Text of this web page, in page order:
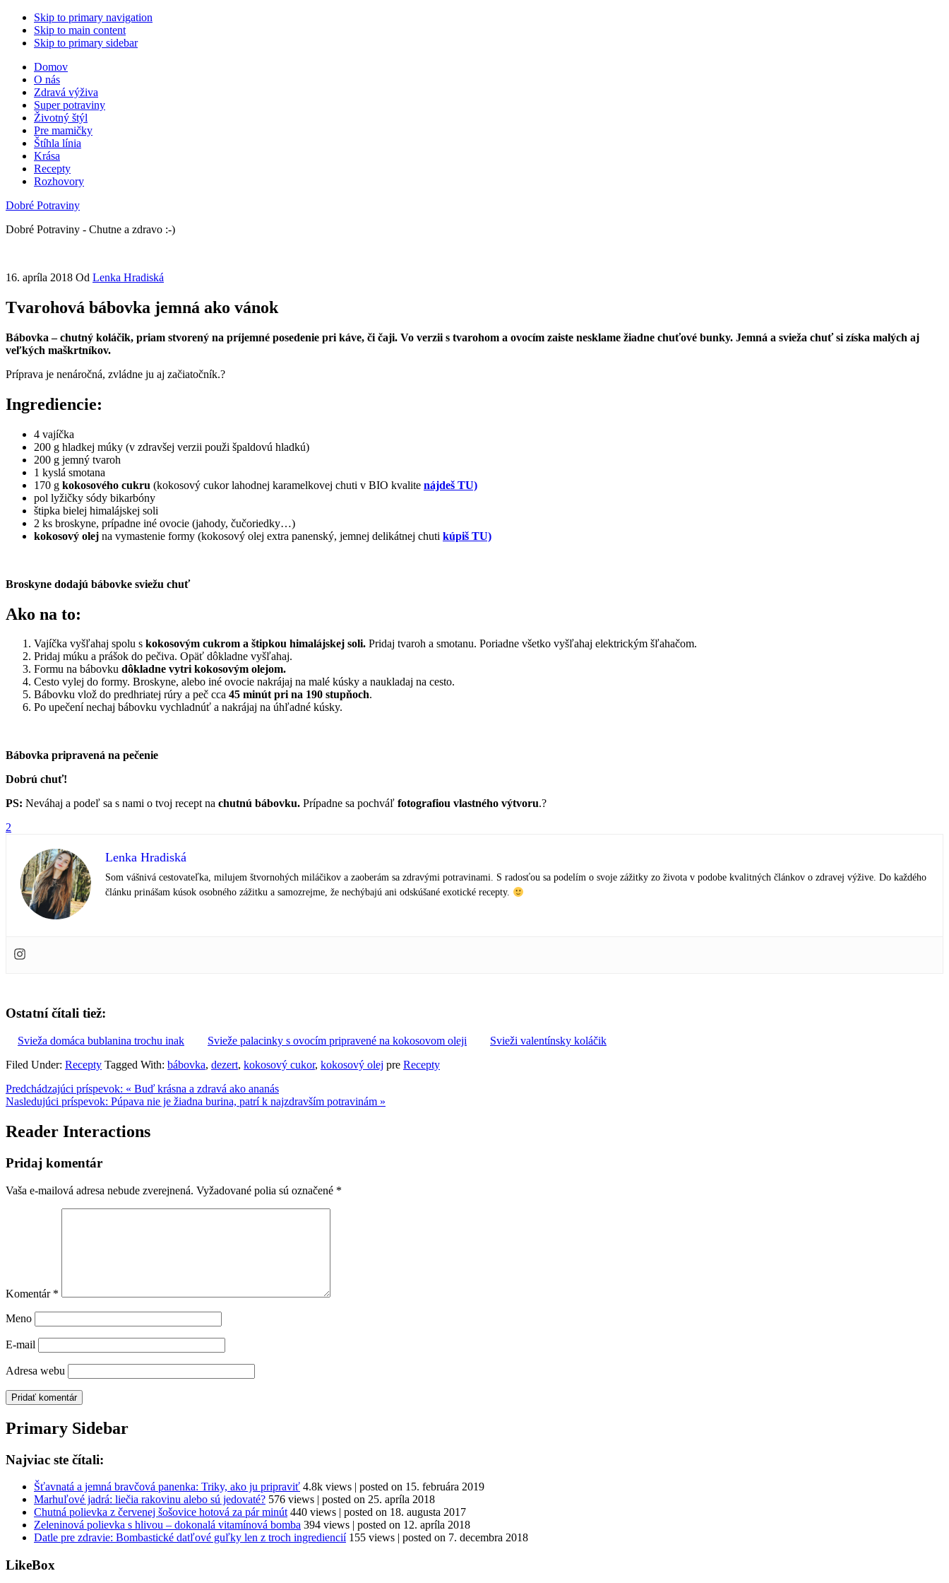
Skip to primary navigation
Skip to main content
Skip to primary sidebar
Domov
O nás
Zdravá výživa
Super potraviny
Životný štýl
Pre mamičky
Štíhla línia
Krása
Recepty
Rozhovory
Dobré Potraviny
Dobré Potraviny - Chutne a zdravo :-)
16. apríla 2018 Od Lenka Hradiská
Tvarohová bábovka jemná ako vánok
Bábovka – chutný koláčik, priam stvorený na príjemné posedenie pri káve, či čaji. Vo verzii s tvarohom a ovocím zaiste nesklame žiadne chuťové bunky. Jemná a svieža chuť si získa malých aj
veľkých maškrtníkov.
Príprava je nenáročná, zvládne ju aj začiatočník.?
Ingrediencie:
4 vajíčka
200 g hladkej múky (v zdravšej verzii použi špaldovú hladkú)
200 g jemný tvaroh
1 kyslá smotana
170 g kokosového cukru (kokosový cukor lahodnej karamelkovej chuti v BIO kvalite nájdeš TU)
pol lyžičky sódy bikarbóny
štipka bielej himalájskej soli
2 ks broskyne, prípadne iné ovocie (jahody, čučoriedky…)
kokosový olej na vymastenie formy (kokosový olej extra panenský, jemnej delikátnej chuti kúpiš TU)
Broskyne dodajú bábovke sviežu chuť
Ako na to:
Vajíčka vyšľahaj spolu s kokosovým cukrom a štipkou himalájskej soli. Pridaj tvaroh a smotanu. Poriadne všetko vyšľahaj elektrickým šľahačom.
Pridaj múku a prášok do pečiva. Opäť dôkladne vyšľahaj.
Formu na bábovku dôkladne vytri kokosovým olejom.
Cesto vylej do formy. Broskyne, alebo iné ovocie nakrájaj na malé kúsky a naukladaj na cesto.
Bábovku vlož do predhriatej rúry a peč cca 45 minút pri na 190 stupňoch.
Po upečení nechaj bábovku vychladnúť a nakrájaj na úhľadné kúsky.
Bábovka pripravená na pečenie
Dobrú chuť!
PS: Neváhaj a podeľ sa s nami o tvoj recept na chutnú bábovku. Prípadne sa pochváľ fotografiou vlastného výtvoru.?
2
Lenka Hradiská
Som vášnivá cestovateľka, milujem štvornohých miláčikov a zaoberám sa zdravými potravinami. S radosťou sa podelím o svoje zážitky zo života v podobe kvalitných článkov o zdravej výžive. Do každého
článku prinášam kúsok osobného zážitku a samozrejme, že nechýbajú ani odskúšané exotické recepty.
Ostatní čítali tiež:
Svieža domáca bublanina trochu inak Svieže palacinky s ovocím pripravené na kokosovom oleji
Svieži valentínsky koláčik
Filed Under: Recepty Tagged With: bábovka, dezert, kokosový cukor, kokosový olej pre Recepty
Predchádzajúci príspevok: « Buď krásna a zdravá ako ananás
Nasledujúci príspevok: Púpava nie je žiadna burina, patrí k najzdravším potravinám »
Reader Interactions
Pridaj komentár
Vaša e-mailová adresa nebude zverejnená. Vyžadované polia sú označené *
Komentár *
Meno
E-mail
Adresa webu
Primary Sidebar
Najviac ste čítali:
Šťavnatá a jemná bravčová panenka: Triky, ako ju pripraviť 4.8k views | posted on 15. februára 2019
Marhuľové jadrá: liečia rakovinu alebo sú jedovaté? 576 views | posted on 25. apríla 2018
Chutná polievka z červenej šošovice hotová za pár minút 440 views | posted on 18. augusta 2017
Zeleninová polievka s hlivou – dokonalá vitamínová bomba 394 views | posted on 12. apríla 2018
Datle pre zdravie: Bombastické datľové guľky len z troch ingrediencií 155 views | posted on 7. decembra 2018
LikeBox